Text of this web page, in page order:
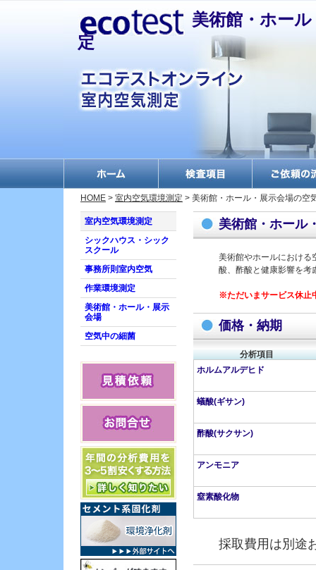
美術館・ホー
定
何だか分からない物を
放射性物質測定
ダイオキシン分析・調
PCB分析・絶縁油分析
エコマーク申請分析
EU規制/RoHS分析/グリ
ーン調達
アスベスト分析
質調査・水質分析
室内空気環境測定
土壌分析・調査
廃棄物・燃料分析
臭気測定・においの調
査
食品分析・残留農薬分
析
細菌・カビ・微生物分
虫の同定
材料分析
HOME > 室内空気環境測定 > 美術館・ホール・展示会場の空
室内空気環境測定
シックハウス・シック
スクール
事務所則室内空気
作業環境測定
美術館・ホール・展示
会場
空気中の細菌
美術館・ホール
美術館やホールにおける
酸、酢酸と健康影響を考
※ただいまサービス休止
価格・納期
分析項目
ホルムアルデヒド
蟻酸(ギサン)
酢酸(サクサン)
アンモニア
窒素酸化物
採取費用は別途